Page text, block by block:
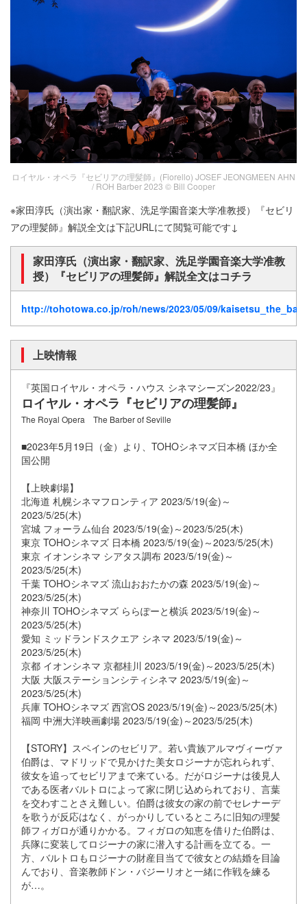
ロイヤル・オペラ『セビリアの理髪師』(Fiorello) JOSEF JEONGMEEN AHN
/ ROH Barber 2023 © Bill Cooper
※家田淳氏（演出家・翻訳家、洗足学園音楽大学准教授）『セビリ
アの理髪師』解説全文は下記URLにて閲覧可能です↓
家田淳氏（演出家・翻訳家、洗足学園音楽大学准教
授）『セビリアの理髪師』解説全文はコチラ
http://tohotowa.co.jp/roh/news/2023/05/09/
上映情報
『英国ロイヤル・オペラ・ハウス シネマシーズン2022/23』
ロイヤル・オペラ『セビリアの理髪師』
The Royal Opera The Barber of Seville
■2023年5月19日（金）より、TOHOシネマズ日本橋 ほか全
国公開
【上映劇場】
北海道 札幌シネマフロンティア 2023/5/19(金)～
2023/5/25(木)
宮城 フォーラム仙台 2023/5/19(金)～2023/5/25(木)
東京 TOHOシネマズ 日本橋 2023/5/19(金)～2023/5/25(木)
東京 イオンシネマ シアタス調布 2023/5/19(金)～
2023/5/25(木)
千葉 TOHOシネマズ 流山おおたかの森 2023/5/19(金)～
2023/5/25(木)
神奈川 TOHOシネマズ ららぽーと横浜 2023/5/19(金)～
2023/5/25(木)
愛知 ミッドランドスクエア シネマ 2023/5/19(金)～
2023/5/25(木)
京都 イオンシネマ 京都桂川 2023/5/19(金)～2023/5/25(木)
大阪 大阪ステーションシティシネマ 2023/5/19(金)～
2023/5/25(木)
兵庫 TOHOシネマズ 西宮OS 2023/5/19(金)～2023/5/25(木)
福岡 中洲大洋映画劇場 2023/5/19(金)～2023/5/25(木)
【STORY】スペインのセビリア。若い貴族アルマヴィーヴァ
伯爵は、マドリッドで見かけた美女ロジーナが忘れられず、
彼女を追ってセビリアまで来ている。だがロジーナは後見人
である医者バルトロによって家に閉じ込められており、言葉
を交わすことさえ難しい。伯爵は彼女の家の前でセレナーデ
を歌うが反応はなく、がっかりしているところに旧知の理髪
師フィガロが通りかかる。フィガロの知恵を借りた伯爵は、
兵隊に変装してロジーナの家に潜入する計画を立てる。一
方、バルトロもロジーナの財産目当てで彼女との結婚を目論
んでおり、音楽教師ドン・バジーリオと一緒に作戦を練る
が…。